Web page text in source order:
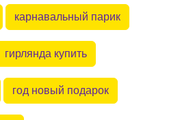
карнавальный парик
гирлянда купить
год новый подарок